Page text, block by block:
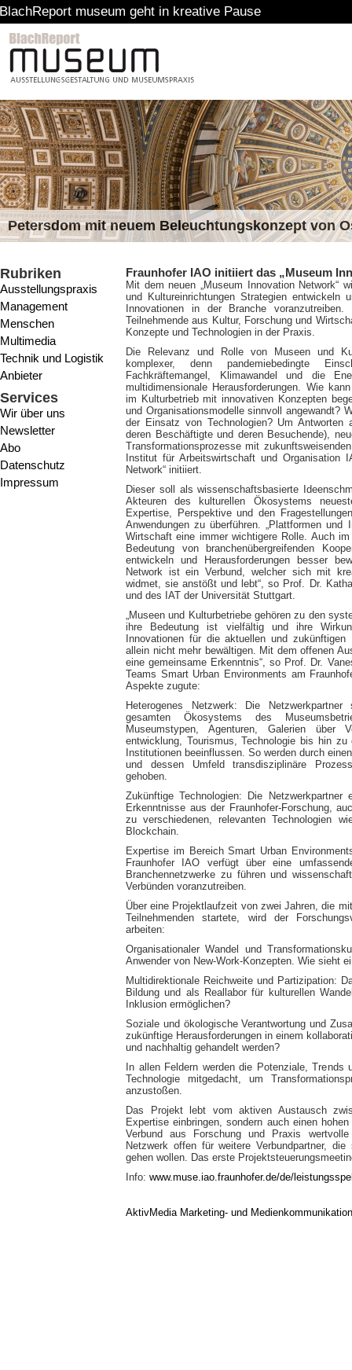
museum geht in kreative Pause
Petersdom mit neuem Beleuchtungskonzept von
Rubriken
Ausstellungspraxis
Management
Menschen
Multimedia
Technik und Logistik
Anbieter
Services
Wir über uns
Newsletter
Abo
Datenschutz
Impressum
Fraunhofer IAO initiiert das „Museum
Mit dem neuen „Museum Innovation Network“
und Kultureinrichtungen Strategien entwickeln
Innovationen in der Branche
Teilnehmende aus Kultur, Forschung und
Konzepte und Technologien in der Praxis.
Die Relevanz und Rolle von Museen und
komplexer, denn pandemiebedingte
Fachkräftemangel, Klimawandel und die
multidimensionale Herausforderungen. Wie
im Kulturbetrieb mit innovativen Konzepten
und Organisationsmodelle sinnvoll angewandt?
der Einsatz von Technologien? Um
deren Beschäftigte und deren Besuchende),
Transformationsprozesse mit
Institut für Arbeitswirtschaft und Organisation
Network“ initiiert.
Dieser soll als wissenschaftsbasierte
Akteuren des kulturellen Ökosystems
Expertise, Perspektive und den
Anwendungen zu überführen. „Plattformen
Wirtschaft eine immer wichtigere Rolle. Auch
Bedeutung von branchenübergreifenden
entwickeln und Herausforderungen besser
Network ist ein Verbund, welcher sich mit
widmet, sie anstößt und lebt“, so Prof. Dr.
und des IAT der Universität Stuttgart.
„Museen und Kulturbetriebe gehören zu den
ihre Bedeutung ist vielfältig und ihre
Innovationen für die aktuellen und
allein nicht mehr bewältigen. Mit dem offenen
eine gemeinsame Erkenntnis“, so Prof. Dr.
Teams Smart Urban Environments am
Aspekte zugute:
Heterogenes Netzwerk: Die
gesamten Ökosystems des
Museumstypen, Agenturen, Galerien über
entwicklung, Tourismus, Technologie bis hin
Institutionen beeinflussen. So werden durch
und dessen Umfeld transdisziplinäre
gehoben.
Zukünftige Technologien: Die
Erkenntnisse aus der Fraunhofer-Forschung,
zu verschiedenen, relevanten Technologien
Blockchain.
Expertise im Bereich Smart Urban
Fraunhofer IAO verfügt über eine
Branchennetzwerke zu führen und
Verbünden voranzutreiben.
Über eine Projektlaufzeit von zwei Jahren, die
Teilnehmenden startete, wird der
arbeiten:
Organisationaler Wandel und
Anwender von New-Work-Konzepten. Wie sieht
Multidirektionale Reichweite und Partizipation:
Bildung und als Reallabor für kulturellen
Inklusion ermöglichen?
Soziale und ökologische Verantwortung und
zukünftige Herausforderungen in einem
und nachhaltig gehandelt werden?
In allen Feldern werden die Potenziale,
Technologie mitgedacht, um
anzustoßen.
Das Projekt lebt vom aktiven Austausch
Expertise einbringen, sondern auch einen
Verbund aus Forschung und Praxis
Netzwerk offen für weitere Verbundpartner,
gehen wollen. Das erste
Info: www.muse.iao.fraunhofer.de/de/
AktivMedia Marketing- und